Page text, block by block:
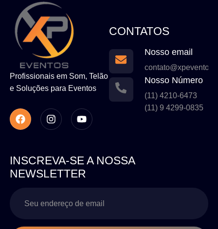
Profissionais em Som, Telão
e Soluções para Eventos
CONTATOS
Nosso email
Nosso Número
(11) 4210-6473
(11) 9 4299-0835
INSCREVA-SE A NOSSA
NEWSLETTER